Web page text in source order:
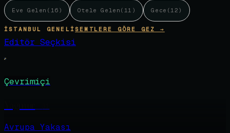
Eve Gelen ( 16 ) Otele Gelen ( 11 ) Gece (12 )
İSTANBUL GENELISEMTLERE GÖRE GEZ →
Editör Seçkisi
Çevrimiçi
Avrupa Yakası